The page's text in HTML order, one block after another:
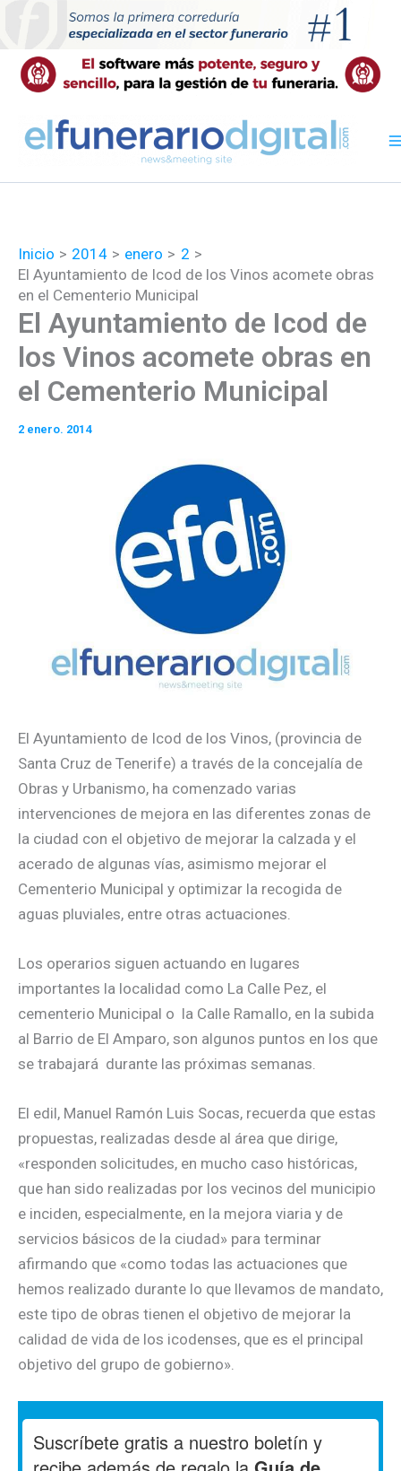
contenido
Inicio 2014 enero
2
El Ayuntamiento de Icod de los Vinos acomete obras
en el Cementerio Municipal
El Ayuntamiento de Icod de
los Vinos acomete obras en
el Cementerio Municipal
2 enero. 2014
El Ayuntamiento de Icod de los Vinos, (provincia de
Santa Cruz de Tenerife) a través de la concejalía de
Obras y Urbanismo, ha comenzado varias
intervenciones de mejora en las diferentes zonas de
la ciudad con el objetivo de mejorar la calzada y el
acerado de algunas vías, asimismo mejorar el
Cementerio Municipal y optimizar la recogida de
aguas pluviales, entre otras actuaciones.
Los operarios siguen actuando en lugares
importantes la localidad como La Calle Pez, el
cementerio Municipal o la Calle Ramallo, en la subida
al Barrio de El Amparo, son algunos puntos en los que
se trabajará durante las próximas semanas.
El edil, Manuel Ramón Luis Socas, recuerda que estas
propuestas, realizadas desde al área que dirige,
«responden solicitudes, en mucho caso históricas,
que han sido realizadas por los vecinos del municipio
e inciden, especialmente, en la mejora viaria y de
servicios básicos de la ciudad» para terminar
afirmando que «como todas las actuaciones que
hemos realizado durante lo que llevamos de mandato,
este tipo de obras tienen el objetivo de mejorar la
calidad de vida de los icodenses, que es el principal
objetivo del grupo de gobierno».